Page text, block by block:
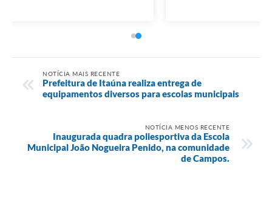
NOTÍCIA MAIS RECENTE
Prefeitura de Itaúna realiza entrega de
equipamentos diversos para escolas municipais
NOTÍCIA MENOS RECENTE
Inaugurada quadra poliesportiva da Escola
Municipal João Nogueira Penido, na comunidade
de Campos.